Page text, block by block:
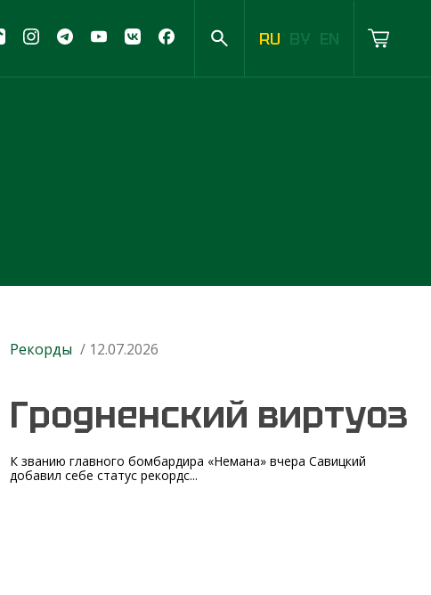
RU BY EN
Рекорды / 12.07.2026
Гродненский виртуоз
К званию главного бомбардира «Немана» вчера Савицкий
добавил себе статус рекордс...